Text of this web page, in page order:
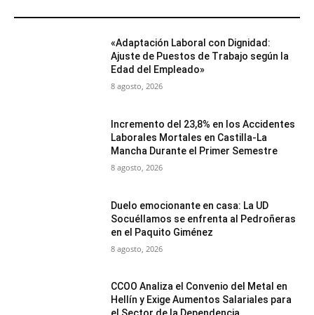
«Adaptación Laboral con Dignidad:
Ajuste de Puestos de Trabajo según la
Edad del Empleado»
8 agosto, 2026
Incremento del 23,8% en los Accidentes
Laborales Mortales en Castilla-La
Mancha Durante el Primer Semestre
8 agosto, 2026
Duelo emocionante en casa: La UD
Socuéllamos se enfrenta al Pedroñeras
en el Paquito Giménez
8 agosto, 2026
CCOO Analiza el Convenio del Metal en
Hellín y Exige Aumentos Salariales para